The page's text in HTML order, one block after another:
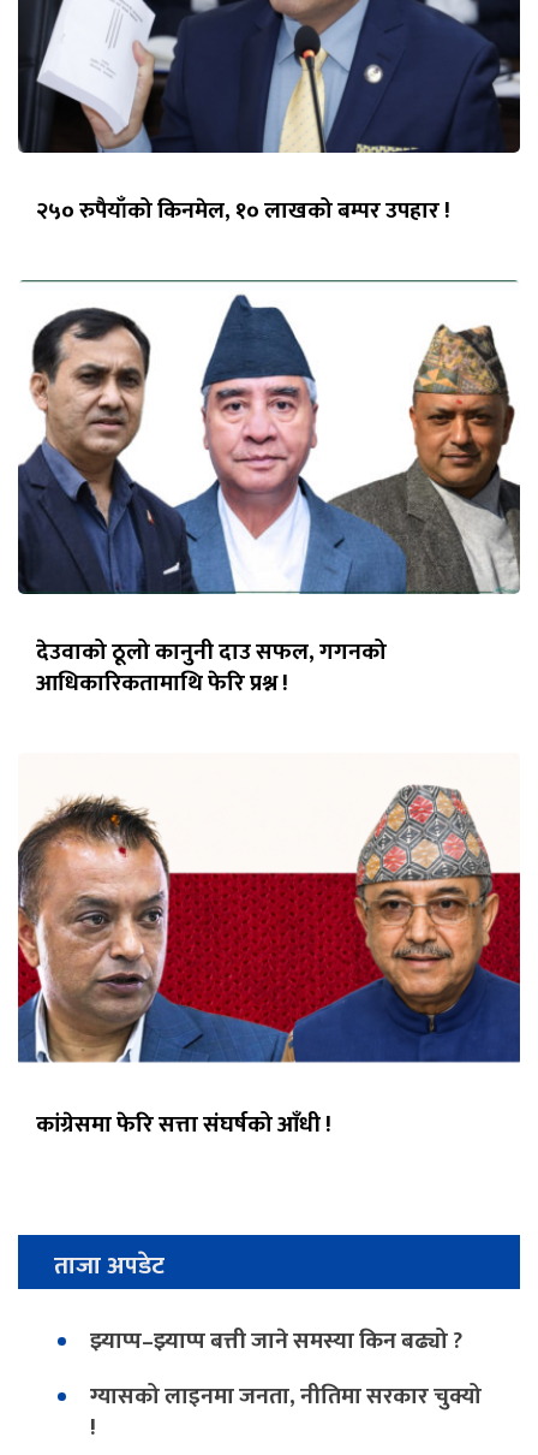
२५० रुपैयाँको किनमेल, १० लाखको बम्पर उपहार !
देउवाको ठूलो कानुनी दाउ सफल, गगनको
आधिकारिकतामाथि फेरि प्रश्न !
कांग्रेसमा फेरि सत्ता संघर्षको आँधी !
ताजा अपडेट
झ्याप्प–झ्याप्प बत्ती जाने समस्या किन बढ्यो ?
ग्यासको लाइनमा जनता, नीतिमा सरकार चुक्यो
!